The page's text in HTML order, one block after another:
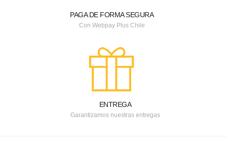
PAGA DE FORMA SEGURA
Con Webpay Plus Chile
ENTREGA
Garantizamos nuestras entregas